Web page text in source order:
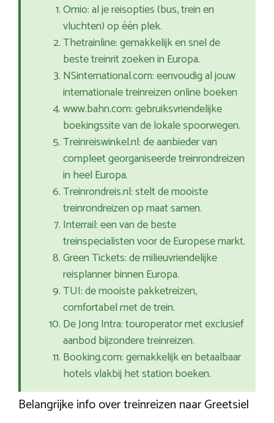
Omio: al je reisopties (bus, trein en
vluchten) op één plek.
Thetrainline: gemakkelijk en snel de
beste treinrit zoeken in Europa.
NSinternational.com: eenvoudig al jouw
internationale treinreizen online boeken
www.bahn.com: gebruiksvriendelijke
boekingssite van de lokale spoorwegen.
Treinreiswinkel.nl: de aanbieder van
compleet georganiseerde treinrondreizen
in heel Europa.
Treinrondreis.nl: stelt de mooiste
treinrondreizen op maat samen.
Interrail: een van de beste
treinspecialisten voor de Europese markt.
Green Tickets: de milieuvriendelijke
reisplanner binnen Europa.
TUI: de mooiste pakketreizen,
comfortabel met de trein.
De Jong Intra: touroperator met exclusief
aanbod bijzondere treinreizen.
Booking.com: gemakkelijk en betaalbaar
hotels vlakbij het station boeken.
Belangrijke info over treinreizen naar Greetsiel